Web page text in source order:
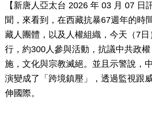
【新唐人亞太台 2026 年 03 月 07 日
聞，來看到，在西藏抗暴67週年的時
藏人團體，以及人權組織，今天（7
行，約300人參與活動，抗議中共政
施，文化與宗教滅絕。並且示警說，
演變成了「跨境鎮壓」，透過監視跟
伸國際。